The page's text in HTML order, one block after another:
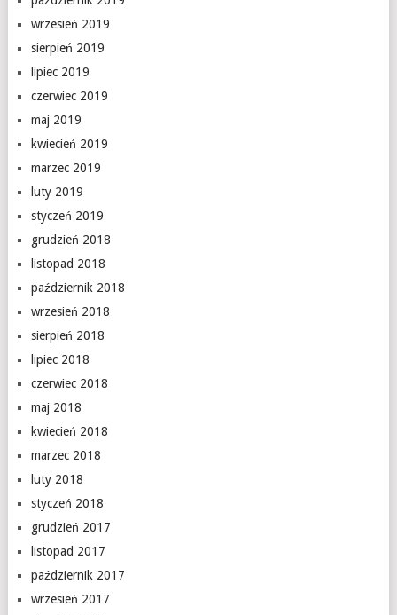
wrzesień 2019
sierpień 2019
lipiec 2019
czerwiec 2019
maj 2019
kwiecień 2019
marzec 2019
luty 2019
styczeń 2019
grudzień 2018
listopad 2018
październik 2018
wrzesień 2018
sierpień 2018
lipiec 2018
czerwiec 2018
maj 2018
kwiecień 2018
marzec 2018
luty 2018
styczeń 2018
grudzień 2017
listopad 2017
październik 2017
wrzesień 2017